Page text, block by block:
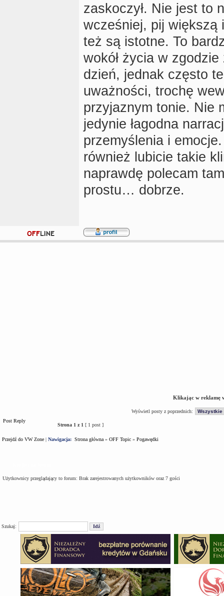
zaskoczył. Nie jest to
wcześniej, pij większą
też są istotne. To
wokół życia w
dzień, jednak często
uważności, trochę
przyjaznym tonie. Nie
jedynie łagodna
przemyślenia i
również lubicie takie
naprawdę polecam
prostu… dobrze.
Klikając w reklamę
Wyświetl posty z poprzednich:
Post Reply
Strona 1 z 1 [ 1 post ]
Przejdź do VW Zone | Nawigacja: Strona główna » OFF Topic » Pogawędki
Użytkownicy przeglądający to forum: Brak zarejestrowanych użytkowników oraz 7 gości
Szukaj: